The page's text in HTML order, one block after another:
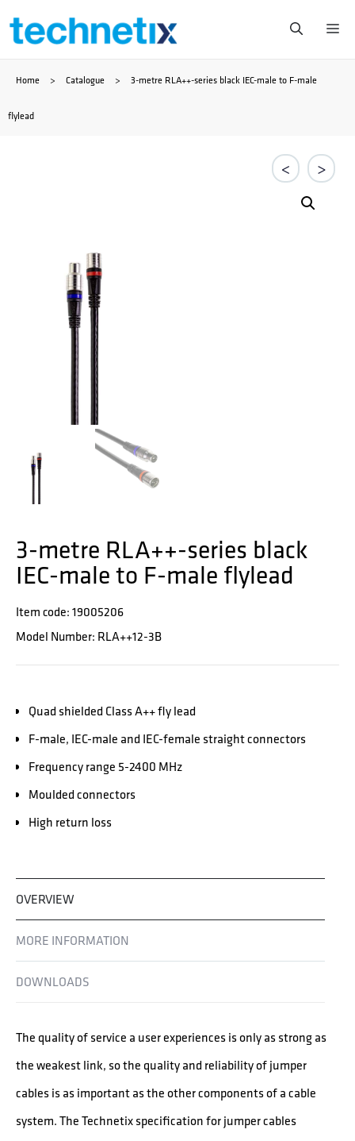
Saltar
contenido
Home > Catalogue > 3-metre RLA++-series black IEC-male to F-male
flylead
< >
3-metre RLA++-series black
IEC-male to F-male flylead
Item code: 19005206
Model Number: RLA++12-3B
Quad shielded Class A++ fly lead
F-male, IEC-male and IEC-female straight connectors
Frequency range 5-2400 MHz
Moulded connectors
High return loss
OVERVIEW
MORE INFORMATION
DOWNLOADS
The quality of service a user experiences is only as strong as
the weakest link, so the quality and reliability of jumper
cables is as important as the other components of a cable
system. The Technetix specification for jumper cables